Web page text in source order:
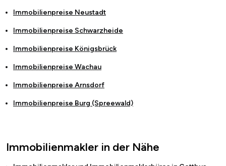
Immobilienpreise Neustadt
Immobilienpreise Schwarzheide
Immobilienpreise Königsbrück
Immobilienpreise Wachau
Immobilienpreise Arnsdorf
Immobilienpreise Burg (Spreewald)
Immobilienmakler in der Nähe